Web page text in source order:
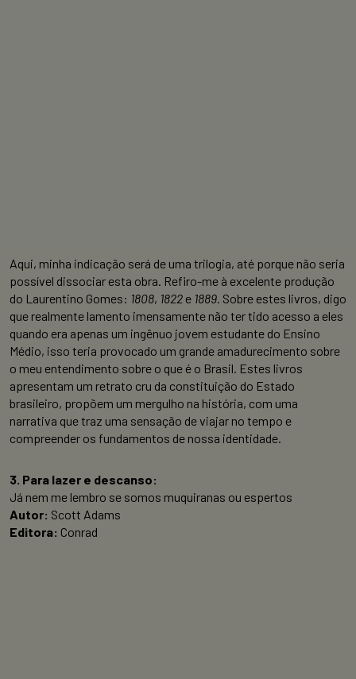
Aqui, minha indicação será de uma trilogia, até porque não seria
possível dissociar esta obra. Refiro-me à excelente produção
do Laurentino Gomes: 1808, 1822 e 1889. Sobre estes livros, digo
que realmente lamento imensamente não ter tido acesso a eles
quando era apenas um ingênuo jovem estudante do Ensino
Médio, isso teria provocado um grande amadurecimento sobre
o meu entendimento sobre o que é o Brasil. Estes livros
apresentam um retrato cru da constituição do Estado
brasileiro, propõem um mergulho na história, com uma
narrativa que traz uma sensação de viajar no tempo e
compreender os fundamentos de nossa identidade.
3. Para lazer e descanso:
Já nem me lembro se somos muquiranas ou espertos
Autor: Scott Adams
Editora: Conrad